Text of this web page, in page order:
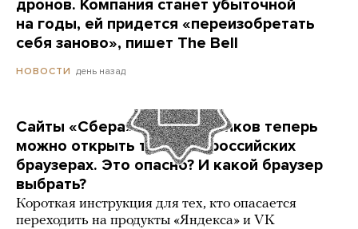
дронов. Компания станет убыточной
на годы, ей придется «переизобретать
себя заново», пишет The Bell
НОВОСТИ день назад
Сайты «Сбера» и других банков теперь
можно открыть только в российских
браузерах. Это опасно? И какой браузер
выбрать?
Короткая инструкция для тех, кто опасается
переходить на продукты «Яндекса» и VK